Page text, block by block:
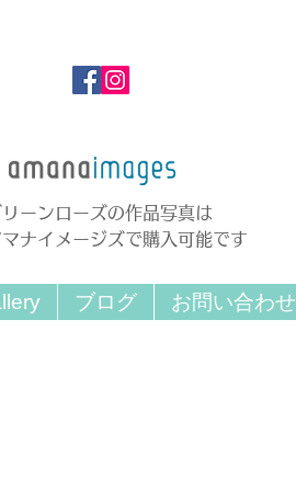
ーンローズの作品写真は
ナイメージズで購入可能です
ブログ お問い合わせ